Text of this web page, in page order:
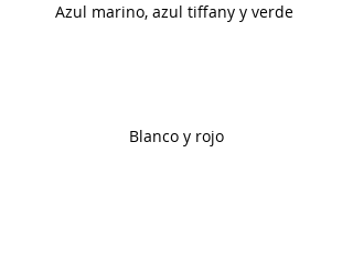
Azul marino, azul tiffany y verde
Blanco y rojo